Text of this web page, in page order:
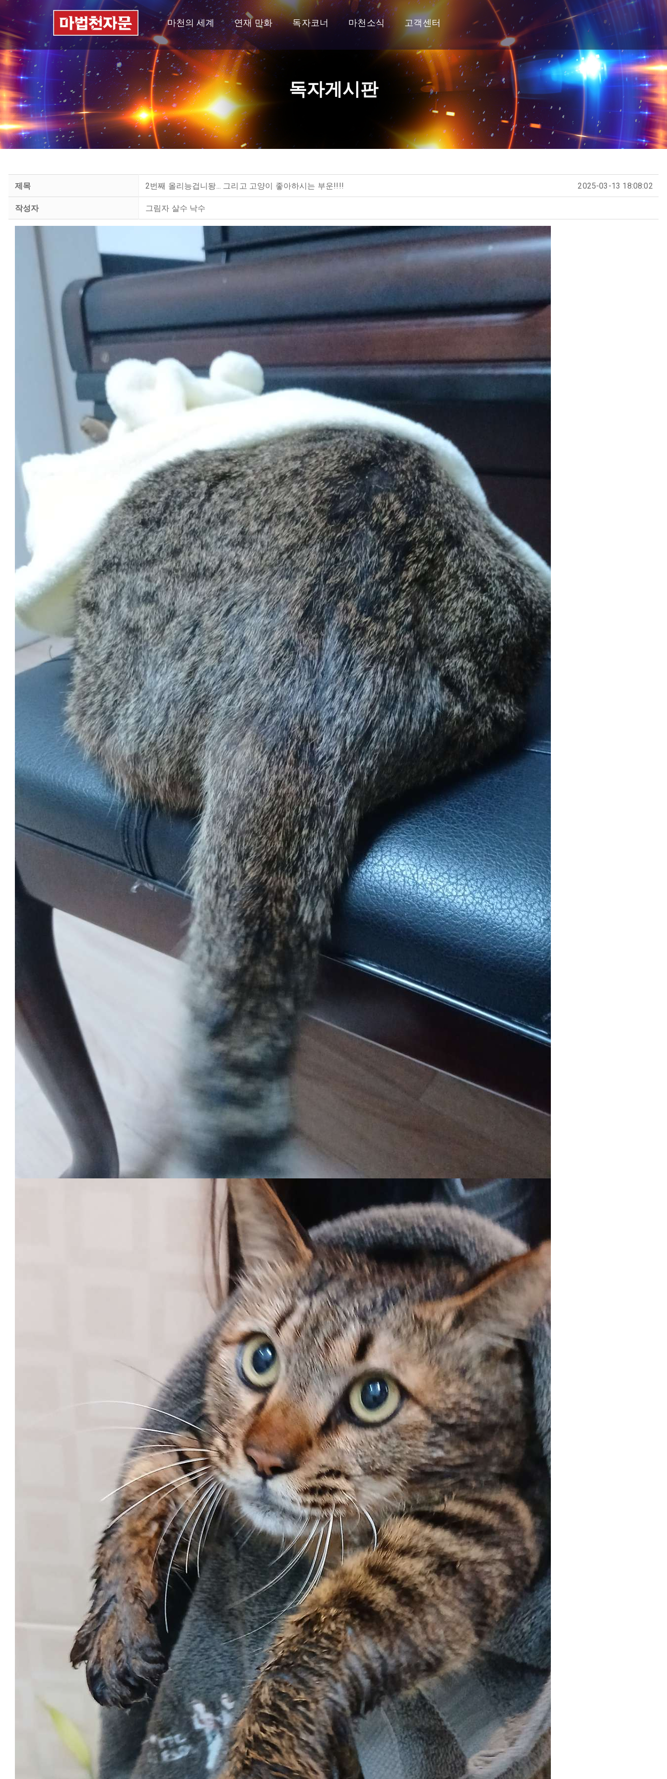
마천의 세계 연재 만화 독자코너 마천소식 고객센터
독자게시판
제목 2번째 올리능겁니돵... 그리고 고양이 좋아하시는 부운!!!! 2025-03-13 18:08:02
작성자 그림자 살수 낙수